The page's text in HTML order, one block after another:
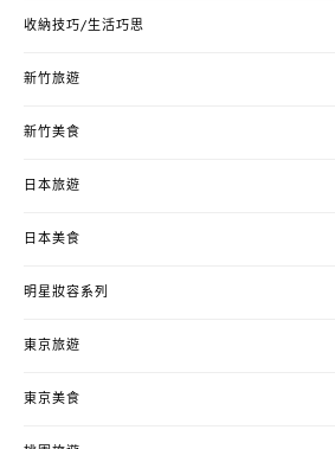
收納技巧/生活巧思
新竹旅遊
新竹美食
日本旅遊
日本美食
明星妝容系列
東京旅遊
東京美食